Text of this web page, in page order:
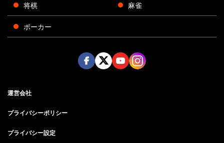
将棋 麻雀
ポーカー
運営会社
プライバシーポリシー
プライバシー設定